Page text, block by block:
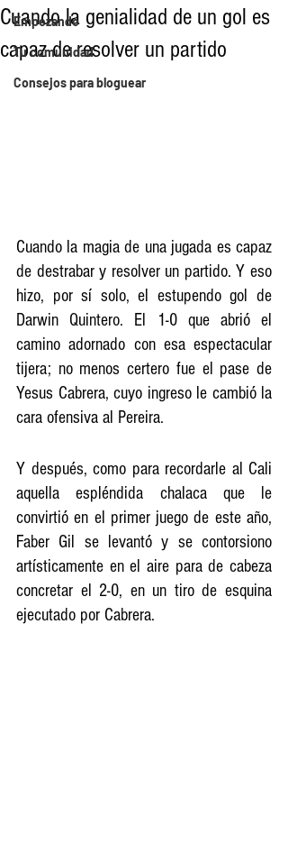
Empezando
Tu comunidad
Consejos para bloguear
Cuando la genialidad de un gol es
capaz de resolver un partido
Cuando la magia de una jugada es capaz
de destrabar y resolver un partido. Y eso
hizo, por sí solo, el estupendo gol de
Darwin Quintero. El 1-0 que abrió el
camino adornado con esa espectacular
tijera; no menos certero fue el pase de
Yesus Cabrera, cuyo ingreso le cambió la
cara ofensiva al Pereira.
Y después, como para recordarle al Cali
aquella espléndida chalaca que le
convirtió en el primer juego de este año,
Faber Gil se levantó y se contorsiono
artísticamente en el aire para de cabeza
concretar el 2-0, en un tiro de esquina
ejecutado por Cabrera.